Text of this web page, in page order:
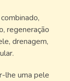
regeneração
drenagem,
lhe uma pele